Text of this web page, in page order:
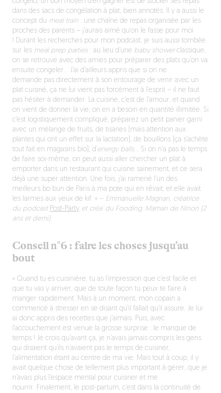
dans des sacs de congélation à plat, bien annotés. Il y a aussi le
concept du meal train : une chaîne de repas organisée par les
proches des parents – j’aurais aimé qu’on le fasse pour moi
! Durant les recherches pour mon podcast, je suis aussi tombée
sur les meal prep parties: au lieu d’une baby shower classique,
on se retrouve avec des amies pour préparer des plats qu’on va
ensuite congeler… J’ai d’ailleurs appris que si on ne
demande pas directement à son entourage de venir avec un
plat cuisiné, ça ne lui vient pas forcément à l’esprit – il ne faut
pas hésiter à demander. La cuisine, c’est de l’amour, et quand
on vient de donner la vie, on en a besoin en quantité illimitée. Si
c’est logistiquement compliqué, préparez un petit panier garni
avec un mélange de fruits, de tisanes (mais attention aux
plantes qui ont un effet sur la lactation), de bouillons (ça s’achète
tout fait en magasins bio), d’ energy balls… Si on n’a pas le temps
de faire soi-même, on peut aussi aller chercher un plat à
emporter dans un restaurant qui cuisine sainement, et ce sera
déjà une super attention. Une fois, j’ai ramené l’un des
meilleurs bo bun de Paris à ma pote qui en rêvait, et elle avait
les larmes aux yeux de kif. » – Emmanuelle Magnan, créatrice
du podcast Post-Partyet créa’ du Fooding. Maman de Ninon (2
ans et demi).
Conseil n°6 : faire les choses jusqu’au
bout
« Quand tu es cuisinière, tu as l’impression que c’est facile et
que tu vas y arriver, que de toute façon tu peux te faire à
manger rapidement. Mais à un moment, mon copain a
commencé à stresser en se disant qu’il fallait qu’il assure. Je lui
ai donc appris des recettes que j’aimais. Puis, avec
l’accouchement est venue la grosse surprise : le manque de
temps ! Je crois qu’avant ça, je n’avais jamais compris les gens
qui disaient qu’ils n’avaient pas le temps de cuisiner,
l’alimentation étant au centre de ma vie. Mais tout à coup, il y
avait quelque chose de tellement plus important à gérer, que je
n’avais plus l’espace mental pour cuisiner et me
nourrir. Finalement, le post-partum, c’est dans la continuité de